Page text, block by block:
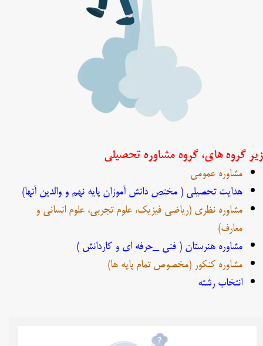
گروه های، گروه مشاوره تحصیلی
مشاوره عمومی
هدایت تحصیلی ( مختص دانش آموزان پایه نهم و والدین آنها)
مشاوره نظری (ریاضی فیزیک، علوم تجربی، علوم انسانی و
معارف)
مشاوره هنرستان ( فنی _حرفه ای و کاردانش )
مشاوره کنکور (مخصوص تمام پایه ها)
​​​​​​​انتخاب رشته